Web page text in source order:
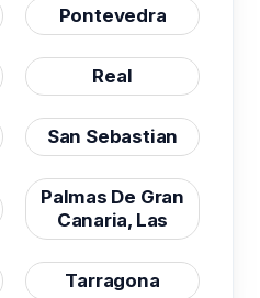
Pontevedra
Real
San Sebastian
Palmas De Gran
Canaria, Las
Tarragona